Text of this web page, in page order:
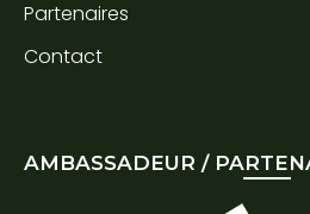
Partenaires
Contact
AMBASSADEUR /